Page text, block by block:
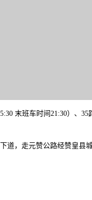
末班车时间21:30）、
道，走元赞公路经赞皇县